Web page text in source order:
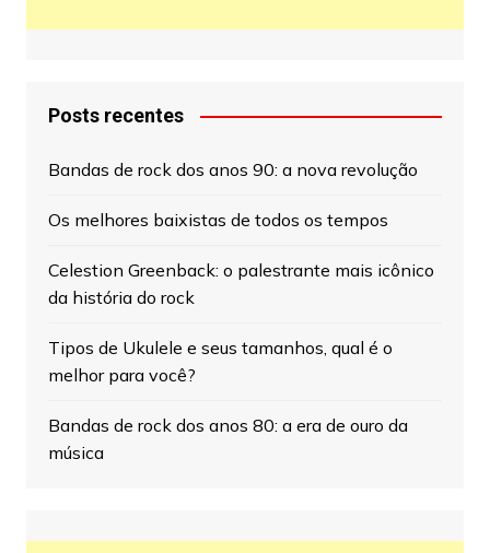
Posts recentes
Bandas de rock dos anos 90: a nova revolução
Os melhores baixistas de todos os tempos
Celestion Greenback: o palestrante mais icônico
da história do rock
Tipos de Ukulele e seus tamanhos, qual é o
melhor para você?
Bandas de rock dos anos 80: a era de ouro da
música